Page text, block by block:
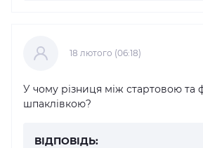
18 лютого (06:18)
У чому різниця між стартовою та
шпаклівкою?
ВІДПОВІДЬ: